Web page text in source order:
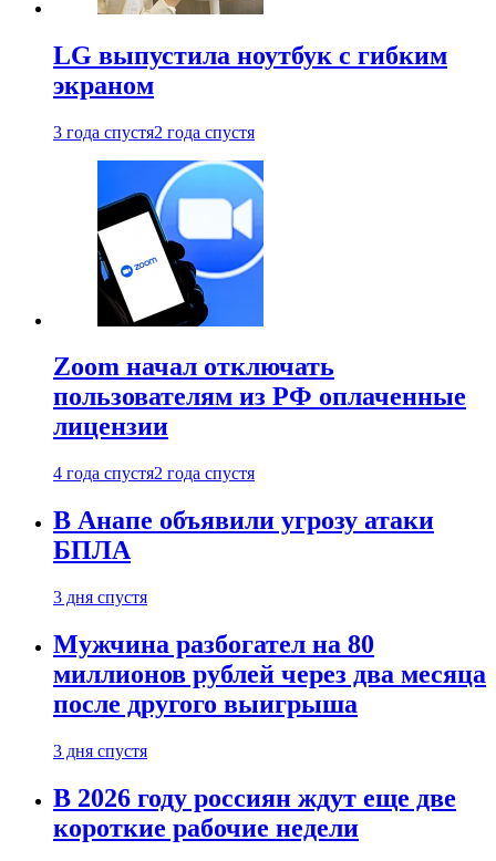
LG выпустила ноутбук с гибким
экраном
3 года спустя2 года спустя
Zoom начал отключать
пользователям из РФ оплаченные
лицензии
4 года спустя2 года спустя
В Анапе объявили угрозу атаки
БПЛА
3 дня спустя
Мужчина разбогател на 80
миллионов рублей через два месяца
после другого выигрыша
3 дня спустя
В 2026 году россиян ждут еще две
короткие рабочие недели